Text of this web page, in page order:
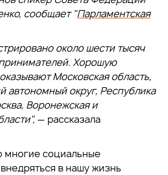
сообщает "Парламентская
около шести тысяч
Хорошую
Московская область,
автономный округ, Республика
Воронежская и
— рассказала
многие социальные
в нашу жизнь